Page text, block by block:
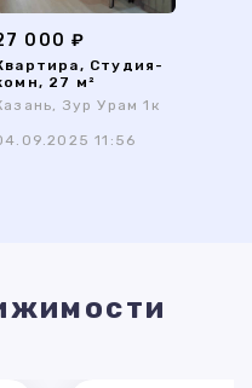
000 ₽
Студия-
27 м²
Зур Урам 1к
11:56